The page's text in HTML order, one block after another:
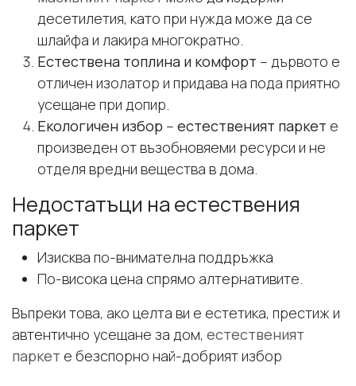
десетилетия, като при нужда може да се
шлайфа и лакира многократно.
Естествена топлина и комфорт – дървото е
отличен изолатор и придава на пода приятно
усещане при допир.
Екологичен избор – естественият паркет е
произведен от възобновяеми ресурси и не
отделя вредни вещества в дома.
Недостатъци на естествения
паркет
Изисква по-внимателна поддръжка
По-висока цена спрямо алтернативите.
Въпреки това, ако целта ви е естетика, престиж и
автентично усещане за дом, естественият
паркет е безспорно най-добрият избор